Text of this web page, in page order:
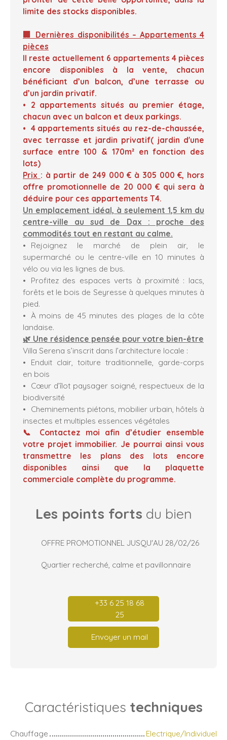
limite des stocks disponibles.
🏢 Dernières disponibilités – Appartements 4
pièces
Il reste actuellement 6 appartements 4 pièces
encore disponibles à la vente, chacun
bénéficiant d’un balcon, d’une terrasse ou
d’un jardin privatif.
2 appartements situés au premier étage,
chacun avec un balcon et deux parkings.
4 appartements situés au rez-de-chaussée,
avec terrasse et jardin privatif( jardin d'une
surface entre 100 & 170m² en fonction des
lots)
Prix : à partir de 249 000 € à 305 000 €, hors
offre promotionnelle de 20 000 € qui sera à
déduire pour ces appartements T4.
Un emplacement idéal, à seulement 1,5 km du
centre-ville au sud de Dax : proche des
commodités tout en restant au calme.
Rejoignez le marché de plein air, le
supermarché ou le centre-ville en 10 minutes à
vélo ou via les lignes de bus.
Profitez des espaces verts à proximité : lacs,
forêts et le bois de Seyresse à quelques minutes à
pied.
À moins de 45 minutes des plages de la côte
landaise.
🌿 Une résidence pensée pour votre bien-être
Villa Serena s’inscrit dans l’architecture locale :
Enduit clair, toiture traditionnelle, garde-corps
en bois
Cœur d’îlot paysager soigné, respectueux de la
biodiversité
Cheminements piétons, mobilier urbain, hôtels à
insectes et multiples essences végétales
📞 Contactez moi afin d’étudier ensemble
votre projet immobilier. Je pourrai ainsi vous
transmettre les plans des lots encore
disponibles ainsi que la plaquette
commerciale complète du programme.
Les points forts du bien
OFFRE PROMOTIONNEL JUSQU'AU 28/02/26
Quartier recherché, calme et pavillonnaire
+33 6 25 18 68
25
Envoyer un mail
Caractéristiques techniques
Chauffage
Electrique/Individuel